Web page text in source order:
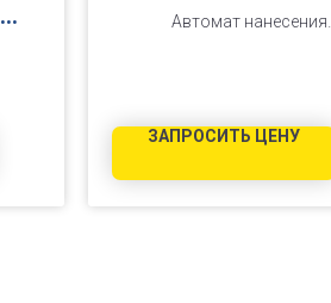
Автомат нанесения
ЗАПРОСИТЬ ЦЕНУ